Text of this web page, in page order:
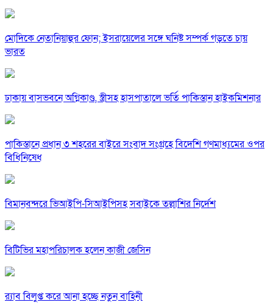
মোদিকে নেতানিয়াহুর ফোন; ইসরায়েলের সঙ্গে ঘনিষ্ট সম্পর্ক গড়তে চায়
ভারত
ঢাকায় বাসভবনে অগ্নিকাণ্ড, স্ত্রীসহ হাসপাতালে ভর্তি পাকিস্তান হাইকমিশনার
পাকিস্তানে প্রধান ৩ শহরের বাইরে সংবাদ সংগ্রহে বিদেশি গণমাধ্যমের ওপর
বিধিনিষেধ
বিমানবন্দরে ভিআইপি-সিআইপিসহ সবাইকে তল্লাশির নির্দেশ
বিটিভির মহাপরিচালক হলেন কাজী জেসিন
র‍্যাব বিলুপ্ত করে আনা হচ্ছে নতুন বাহিনী